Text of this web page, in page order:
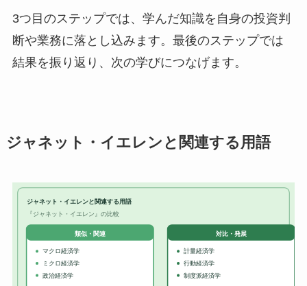
3つ目のステップでは、学んだ知識を自身の投資判
断や業務に落とし込みます。最後のステップでは
結果を振り返り、次の学びにつなげます。
ジャネット・イエレンと関連する用語
ジャネット・イエレンと関連する用語
『ジャネット・イエレン』の比較
類似・関連
マクロ経済学
ミクロ経済学
政治経済学
対比・発展
計量経済学
行動経済学
制度派経済学